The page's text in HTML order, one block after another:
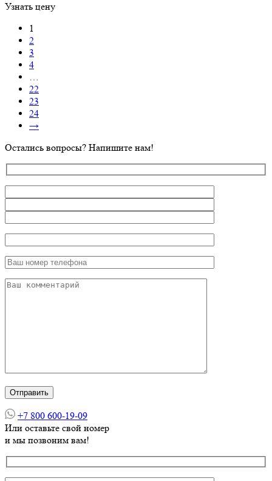
Узнать цену
1
2
3
4
…
22
23
24
→
Остались вопросы? Напишите нам!
+7 800 600-19-09
Или оставьте свой номер
и мы позвоним вам!